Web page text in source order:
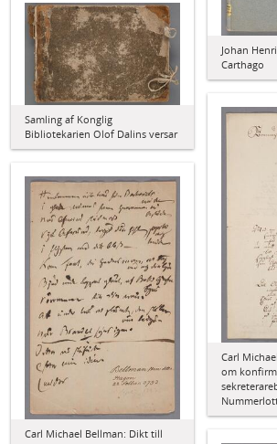
Johan
Carthago
Samling af Konglig
Bibliotekarien Olof Dalins versar
Carl
om
Carl Michael Bellman: Dikt till